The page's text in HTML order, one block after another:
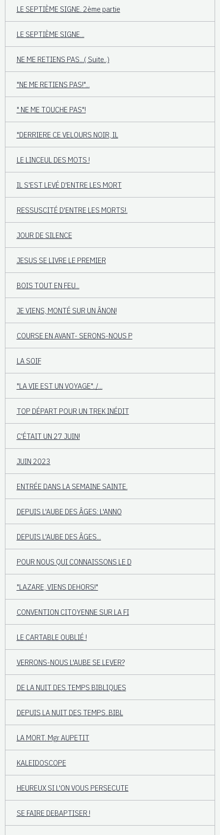
LE SEPTIÈME SIGNE. 2ème partie
LE SEPTIÈME SIGNE...
NE ME RETIENS PAS...( Suite..)
"NE ME RETIENS PAS!"...
" NE ME TOUCHE PAS"!
"DERRIERE CE VELOURS NOIR, IL
LE LINCEUL DES MOTS !
IL S'EST LEVÉ D'ENTRE LES MORT
RESSUSCITÉ D'ENTRE LES MORTS!.
JOUR DE SILENCE
JESUS SE LIVRE LE PREMIER
BOIS TOUT EN FEU...
JE VIENS, MONTÉ SUR UN ÂNON!
COURSE EN AVANT- SERONS-NOUS P
LA SOIF
"LA VIE EST UN VOYAGE"../...
TOP DÉPART POUR UN TREK INÉDIT
C'ÉTAIT UN 27 JUIN!
JUIN 2023
ENTRÉE DANS LA SEMAINE SAINTE.
DEPUIS L'AUBE DES ÂGES: L'ANNO
DEPUIS L'AUBE DES ÂGES...
POUR NOUS QUI CONNAISSONS LE D
"LAZARE, VIENS DEHORS!"
CONVENTION CITOYENNE SUR LA FI
LE CARTABLE OUBLIÉ !
VERRONS-NOUS L'AUBE SE LEVER?
DE LA NUIT DES TEMPS BIBLIQUES
DEPUIS LA NUIT DES TEMPS..BIBL
LA MORT. Mgr AUPETIT
KALEIDOSCOPE
HEUREUX SI L'ON VOUS PERSECUTE
SE FAIRE DEBAPTISER !